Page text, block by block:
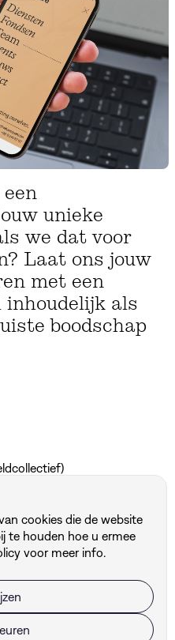
unieke
we dat voor
Laat ons jouw
met een
als
boodschap
cookies die de website
te houden hoe u ermee
voor meer info.